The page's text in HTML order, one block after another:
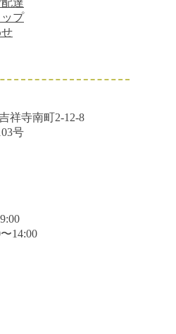
プ
祥寺南町2-12-8
号
14:00